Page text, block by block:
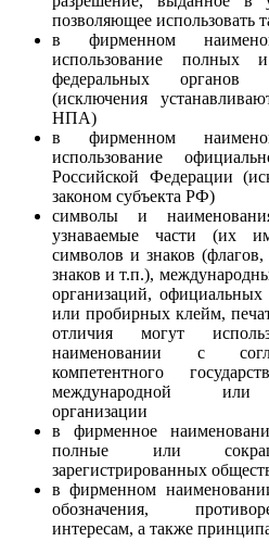
позволяющее использовать
в фирменном
использование полных
федеральных органов
(исключения
НПА)
в фирменном
использование
Российской Федерации
законом субъекта РФ)
символы и
узнаваемые части (их
символов и знаков
знаков и т.п.),
организаций,
или пробирных клейм,
отличия могут
наименовании с
компетентного
международной или
организации
в фирменное
полные или
зарегистрированных
в фирменном
обозначения,
интересам, а также